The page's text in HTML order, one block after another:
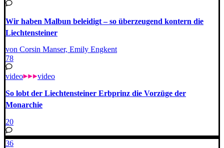
Wir haben Malbun beleidigt – so überzeugend kontern die
Liechtensteiner
von Corsin Manser, Emily Engkent
78
video video
So lobt der Liechtensteiner Erbprinz die Vorzüge der
Monarchie
20
36